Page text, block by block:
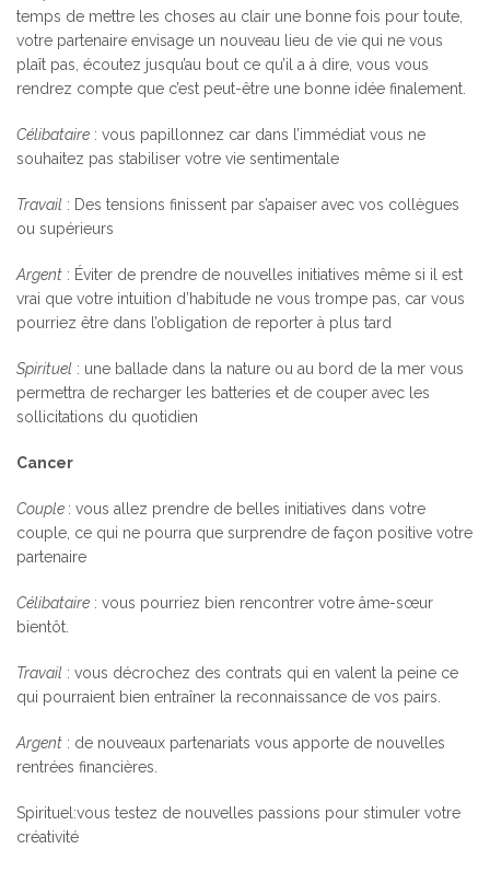
temps de mettre les choses au clair une bonne fois pour toute,
votre partenaire envisage un nouveau lieu de vie qui ne vous
plaît pas, écoutez jusqu’au bout ce qu’il a à dire, vous vous
rendrez compte que c’est peut-être une bonne idée finalement.
Célibataire : vous papillonnez car dans l’immédiat vous ne
souhaitez pas stabiliser votre vie sentimentale
Travail : Des tensions finissent par s’apaiser avec vos collègues
ou supérieurs
Argent : Éviter de prendre de nouvelles initiatives même si il est
vrai que votre intuition d’habitude ne vous trompe pas, car vous
pourriez être dans l’obligation de reporter à plus tard
Spirituel : une ballade dans la nature ou au bord de la mer vous
permettra de recharger les batteries et de couper avec les
sollicitations du quotidien
Cancer
Couple : vous allez prendre de belles initiatives dans votre
couple, ce qui ne pourra que surprendre de façon positive votre
partenaire
Célibataire : vous pourriez bien rencontrer votre âme-sœur
bientôt.
Travail : vous décrochez des contrats qui en valent la peine ce
qui pourraient bien entraîner la reconnaissance de vos pairs.
Argent : de nouveaux partenariats vous apporte de nouvelles
rentrées financières.
Spirituel:vous testez de nouvelles passions pour stimuler votre
créativité